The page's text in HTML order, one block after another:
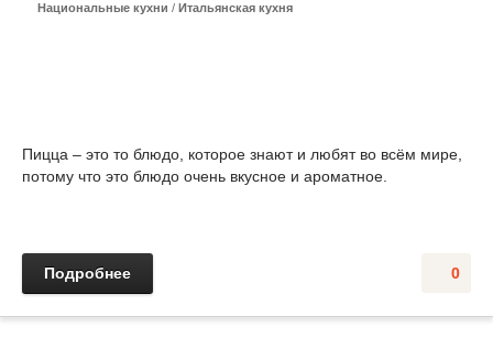
Национальные кухни / Итальянская кухня
Пицца – это то блюдо, которое знают и любят во всём мире,
потому что это блюдо очень вкусное и ароматное.
0
Подробнее